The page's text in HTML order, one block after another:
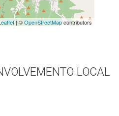
| ©OpenStreetMapcontributors
LOCAL